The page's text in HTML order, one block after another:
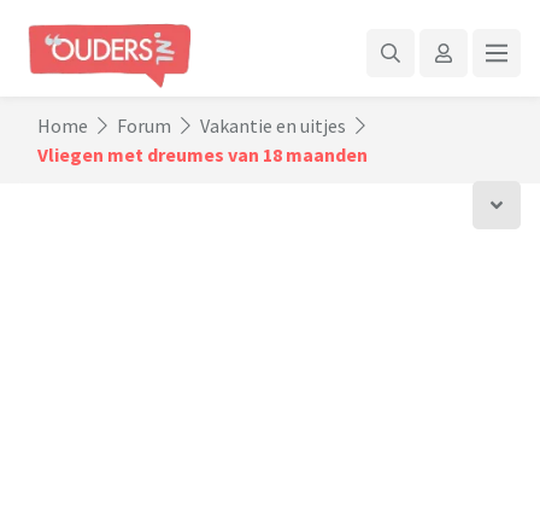
Home Forum
Vakantie en uitjes
Vliegen met dreumes van 18 maanden